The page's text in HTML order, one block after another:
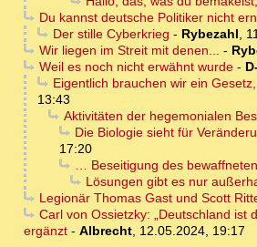
Du kannst deutsche Politiker nicht
Der stille Cyberkrieg - Rybezahl,
Wir liegen im Streit mit denen... -
Weil es noch nicht erwähnt wurde-
Eigentlich brauchen wir ein
13:43
Aktivitäten der hegemonialen
Die Biologie sieht für
17:20
… Beseitigung des
Lösungen gibt es nur
Legionär Thomas Gast und Scott
Carl von Ossietzky: „Deutschland ist
ergänzt - Albrecht, 12.05.2024, 19:17